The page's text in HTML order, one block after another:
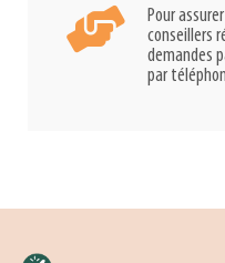
Pour
conseillers
demandes
par